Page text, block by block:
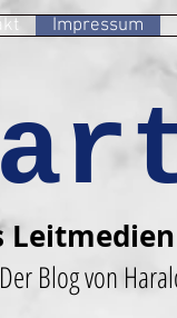
Impressum
Der Blog von